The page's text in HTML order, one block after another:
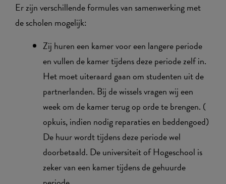
Er zijn verschillende formules van samenwerking met
de scholen mogelijk:
Zij huren een kamer voor een langere periode
en vullen de kamer tijdens deze periode zelf in.
Het moet uiteraard gaan om studenten uit de
partnerlanden. Bij de wissels vragen wij een
week om de kamer terug op orde te brengen. (
opkuis, indien nodig reparaties en beddengoed)
De huur wordt tijdens deze periode wel
doorbetaald. De universiteit of Hogeschool is
zeker van een kamer tijdens de gehuurde